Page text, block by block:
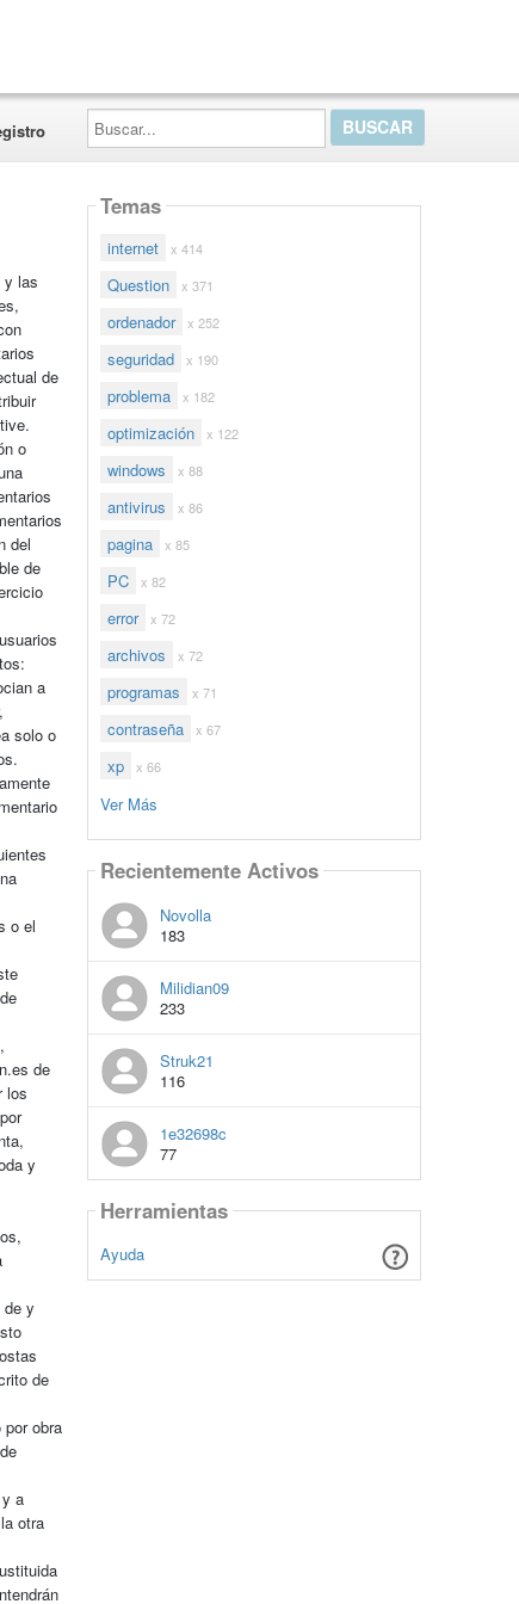
Buscar...
y las
de
o
del
de
a
solo o
o el
de
los
y
y
de
obra
a
otra
Temas
internet x 414
Question x 371
ordenador x 252
seguridad x 190
problema x 182
optimización x 122
windows x 88
antivirus x 86
pagina x 85
PC x 82
error x 72
archivos x 72
programas x 71
contraseña x 67
xp x 66
Ver Más
Recientemente Activos
Novolla
183
Milidian09
233
Struk21
116
1e32698c
77
Herramientas
Ayuda